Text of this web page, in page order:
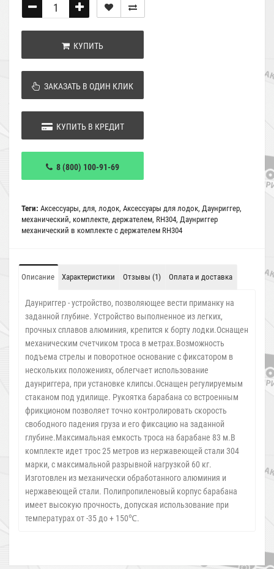
КУПИТЬ
ЗАКАЗАТЬ В ОДИН КЛИК
КУПИТЬ В КРЕДИТ
8 (800) 100-91-69
Теги: Аксессуары, для, лодок, Аксессуары для лодок, Даунриггер,
механический, комплекте, держателем, RH304, Даунриггер
механический в комплекте с держателем RH304
Описание Характеристики Отзывы (1) Оплата и доставка
Даунриггер - устройство, позволяющее вести приманку на
заданной глубине. Устройство выполненное из легких,
прочных сплавов алюминия, крепится к борту лодки.Оснащен
механическим счетчиком троса в метрах.Возможность
подъема стрелы и поворотное основание с фиксатором в
нескольких положениях, облегчает использование
даунриггера, при установке клипсы.Оснащен регулируемым
стаканом под удилище. Рукоятка барабана со встроенным
фрикционом позволяет точно контролировать скорость
свободного падения груза и его фиксацию на заданной
глубине.Максимальная емкость троса на барабане 83 м.В
комплекте идет трос 25 метров из нержавеющей стали 304
марки, с максимальной разрывной нагрузкой 60 кг.
Изготовлен из механически обработанного алюминия и
нержавеющей стали. Полипропиленовый корпус барабана
имеет высокую прочность, допуская использование при
температурах от -35 до + 150℃.